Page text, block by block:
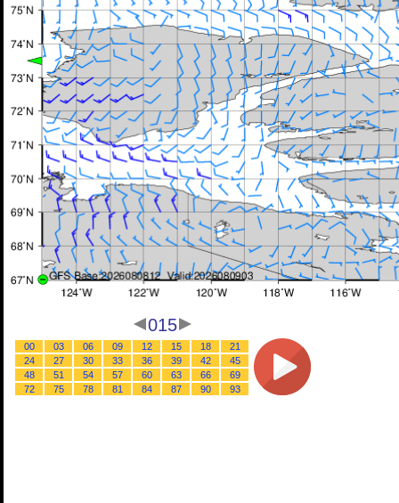
015
00 03 06 09 12 15 18
21
24
27 30 33 36 39 42
45
48
51 54 57 60 63 66
69
72
75 78 81 84 87 90 93